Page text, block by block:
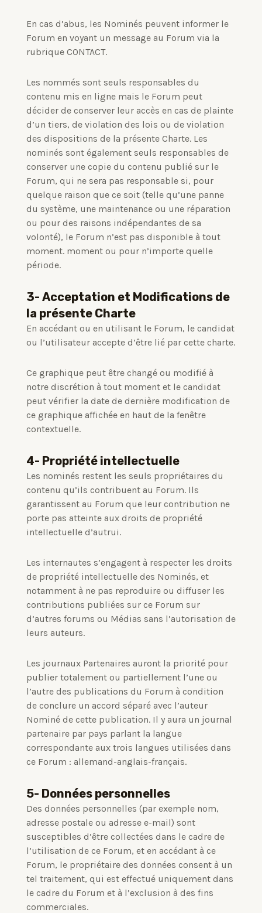
En cas d’abus, les Nominés peuvent informer le
Forum en voyant un message au Forum via la
rubrique CONTACT.
Les nommés sont seuls responsables du
contenu mis en ligne mais le Forum peut
décider de conserver leur accès en cas de plainte
d’un tiers, de violation des lois ou de violation
des dispositions de la présente Charte. Les
nominés sont également seuls responsables de
conserver une copie du contenu publié sur le
Forum, qui ne sera pas responsable si, pour
quelque raison que ce soit (telle qu’une panne
du système, une maintenance ou une réparation
ou pour des raisons indépendantes de sa
volonté), le Forum n’est pas disponible à tout
moment. moment ou pour n’importe quelle
période.
3- Acceptation et Modifications de
la présente Charte
En accédant ou en utilisant le Forum, le candidat
ou l’utilisateur accepte d’être lié par cette charte.
Ce graphique peut être changé ou modifié à
notre discrétion à tout moment et le candidat
peut vérifier la date de dernière modification de
ce graphique affichée en haut de la fenêtre
contextuelle.
4- Propriété intellectuelle
Les nominés restent les seuls propriétaires du
contenu qu’ils contribuent au Forum. Ils
garantissent au Forum que leur contribution ne
porte pas atteinte aux droits de propriété
intellectuelle d’autrui.
Les internautes s’engagent à respecter les droits
de propriété intellectuelle des Nominés, et
notamment à ne pas reproduire ou diffuser les
contributions publiées sur ce Forum sur
d’autres forums ou Médias sans l’autorisation de
leurs auteurs.
Les journaux Partenaires auront la priorité pour
publier totalement ou partiellement l’une ou
l’autre des publications du Forum à condition
de conclure un accord séparé avec l’auteur
Nominé de cette publication. Il y aura un journal
partenaire par pays parlant la langue
correspondante aux trois langues utilisées dans
ce Forum : allemand-anglais-français.
5- Données personnelles
Des données personnelles (par exemple nom,
adresse postale ou adresse e-mail) sont
susceptibles d’être collectées dans le cadre de
l’utilisation de ce Forum, et en accédant à ce
Forum, le propriétaire des données consent à un
tel traitement, qui est effectué uniquement dans
le cadre du Forum et à l’exclusion à des fins
commerciales.